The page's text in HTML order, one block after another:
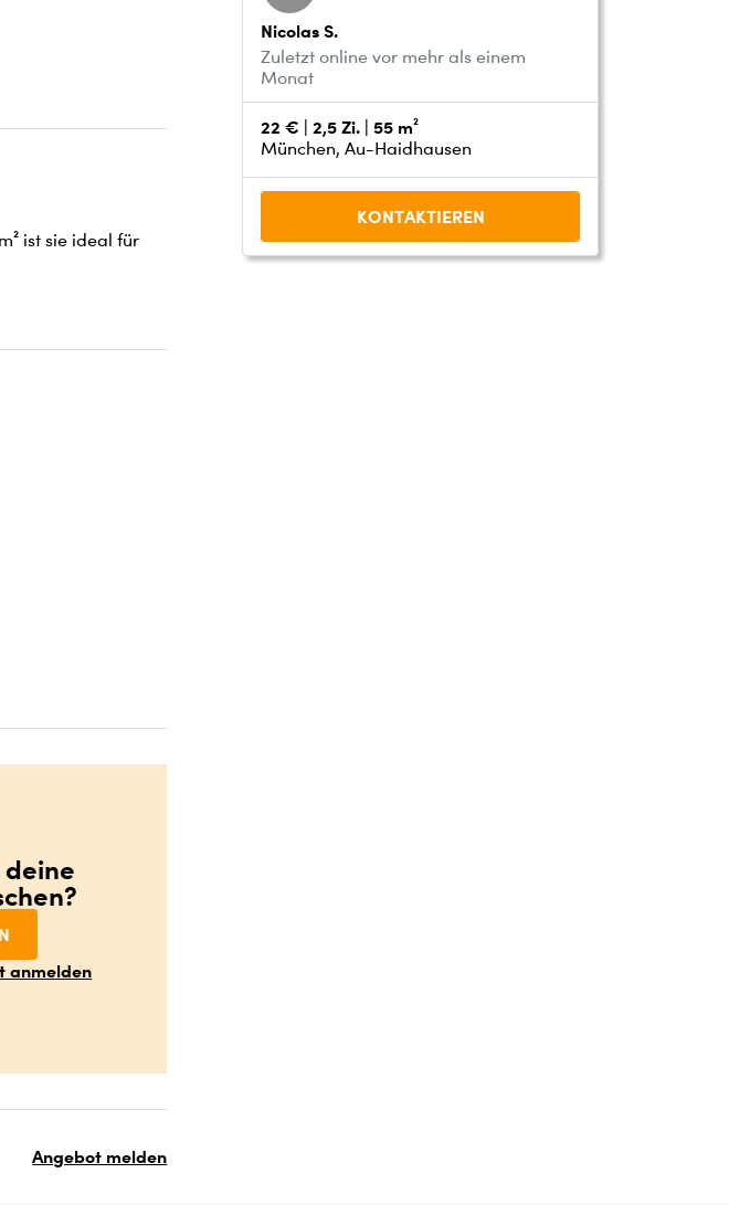
ist sie ideal für
anmelden
Angebot melden
Nicolas S.
Zuletzt online vor mehr als einem
Monat
22 € | 2,5 Zi. | 55 m²
München, Au-Haidhausen
KONTAKTIEREN